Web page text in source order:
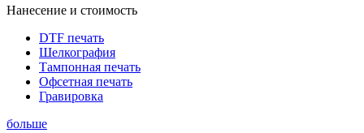
Нанесение и стоимость
DTF печать
Шелкография
Тампонная печать
Офсетная печать
Гравировка
больше